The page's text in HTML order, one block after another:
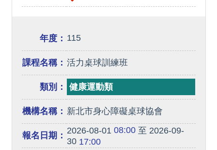
年度： 115
課程名稱： 活力桌球訓練班
類別： 健康運動類
機構名稱： 新北市身心障礙桌球協會
報名日期： 2026-08-01 08:00至 2026-09-
3017:00